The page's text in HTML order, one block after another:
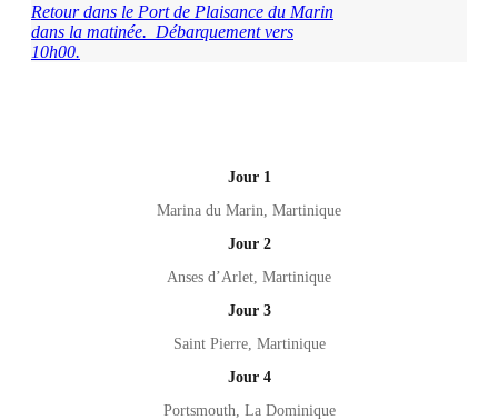
Retour dans le Port de Plaisance du Marin
dans la matinée. Débarquement vers
10h00.
Jour 1
Marina du Marin, Martinique
Jour 2
Anses d’Arlet, Martinique
Jour 3
Saint Pierre, Martinique
Jour 4
Portsmouth, La Dominique